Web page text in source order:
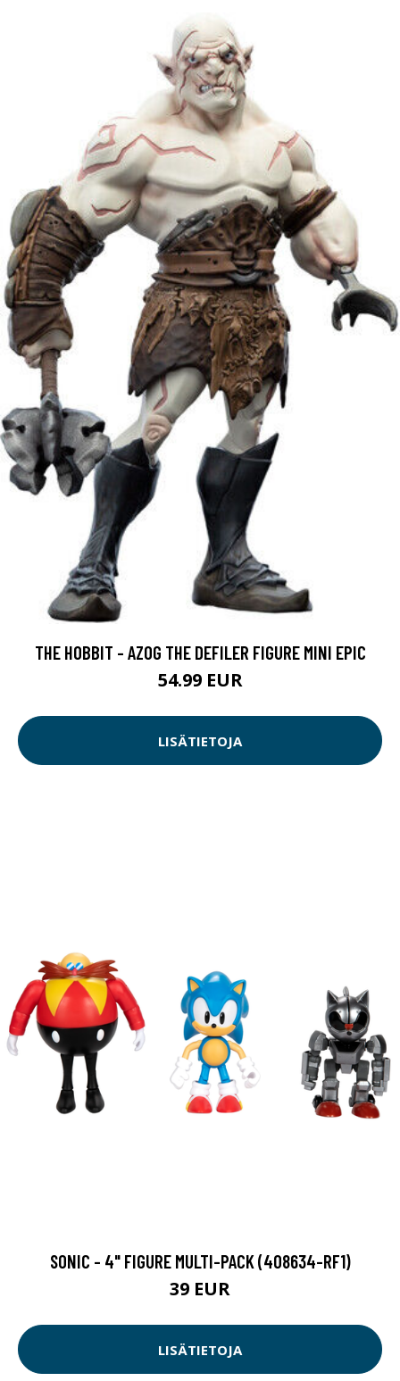
THE HOBBIT - AZOG THE DEFILER FIGURE MINI EPIC
54.99 EUR
LISÄTIETOJA
SONIC - 4" FIGURE MULTI-PACK (408634-RF1)
39 EUR
LISÄTIETOJA